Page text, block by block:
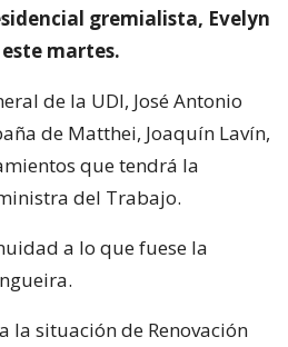
gremialista, Evelyn
martes.
de la UDI, José Antonio
de Matthei, Joaquín Lavín,
que tendrá la
del Trabajo.
a lo que fuese la
la situación de Renovación